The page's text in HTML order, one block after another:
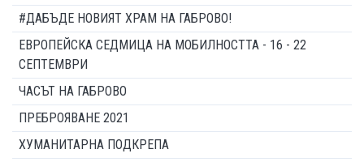
#ДАБЪДЕ НОВИЯТ ХРАМ НА ГАБРОВО!
ЕВРОПЕЙСКА СЕДМИЦА НА МОБИЛНОСТТА - 16 - 22
СЕПТЕМВРИ
ЧАСЪТ НА ГАБРОВО
ПРЕБРОЯВАНЕ 2021
ХУМАНИТАРНА ПОДКРЕПА